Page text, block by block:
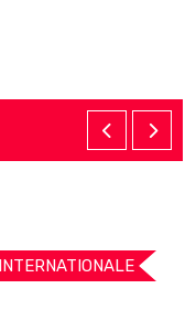
INTERNATIONALE